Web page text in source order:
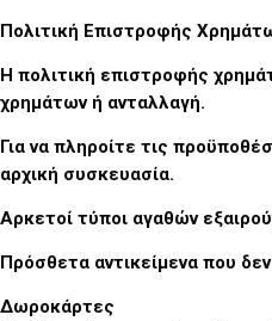
Πολιτική Επιστροφής
Η πολιτική επιστροφής
χρημάτων ή ανταλλαγή.
Για να πληροίτε τις
αρχική συσκευασία.
Αρκετοί τύποι αγαθών
Πρόσθετα αντικείμενα που
Δωροκάρτες